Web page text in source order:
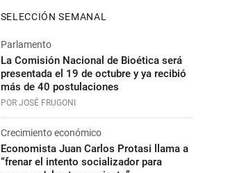
SELECCIÓN SEMANAL
Parlamento
La Comisión Nacional de Bioética será
presentada el 19 de octubre y ya recibió
más de 40 postulaciones
POR JOSÉ FRUGONI
Crecimiento económico
Economista Juan Carlos Protasi llama a
“frenar el intento socializador para